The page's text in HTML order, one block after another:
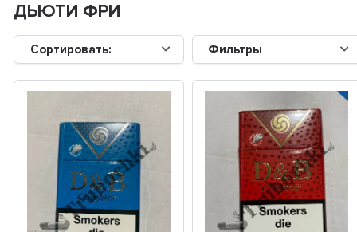
ДЬЮТИ ФРИ
Сортировать: Фильтры